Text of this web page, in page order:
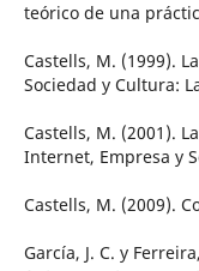
teórico de una
Castells, M. (1999).
Sociedad y Cultura:
Castells, M. (2001).
Internet, Empresa y
Castells, M. (2009).
García, J. C. y